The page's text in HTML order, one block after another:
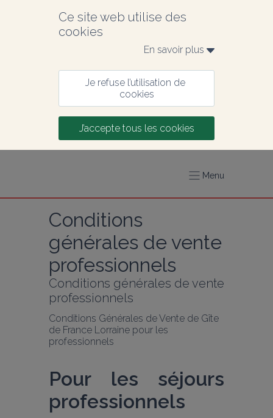
Ce site web utilise des
cookies
En savoir plus
Je refuse l’utilisation de
cookies
J’accepte tous les cookies
Menu
Conditions
générales de vente
professionnels
Conditions générales de vente
professionnels
Conditions Générales de Vente de Gîte
de France Lorraine pour les
professionnels
Pour les séjours
professionnels